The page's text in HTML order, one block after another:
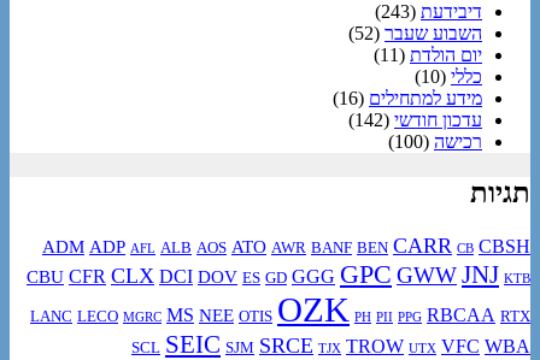
דיבידעת (243)
השבוע שעבר (52)
יום הולדת (11)
כללי (10)
מידע למתחילים (16)
עדכון חודשי (142)
רכישה (100)
תגיות
ADM ADP AFL ALB AOS ATO AWR BANF BEN CARR CB CBSH
CBU CFR CLX DCI DOV ES GD GGG GPC GWWJNJ KTB
LANC LECO MGRC MS NEE OTIS OZK PH PII PPG RBCAA RTX
SCL SEIC SJM SRCE TJX TROW UTX VFC WBA